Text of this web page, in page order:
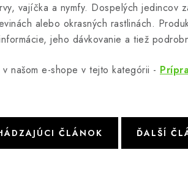
vajíčka a nymfy. Dospelých jedincov
alebo okrasných rastlinách.
jeho dávkovanie a tiež
našom e-shope v tejto kategórii -
ČLÁNOK ĎALŠÍ